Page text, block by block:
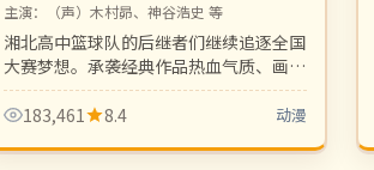
主演： （声）木村昴、神谷浩史 等
湘北高中篮球队的后继者们继续追逐全国
大赛梦想。承袭经典作品热血气质、画面
分镜上乘的运动番新作。
183,461
8.4 动漫
完结 08:36